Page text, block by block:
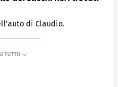
di Claudio.